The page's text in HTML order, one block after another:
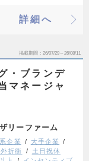
詳細へ
掲載期間 26/07/29～26/08/11
・ブランデ
マネージャ
リーファーム
企業
大手企業
折衝
土日祝休